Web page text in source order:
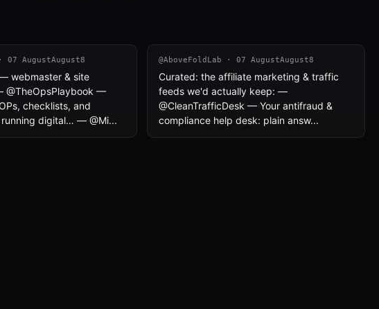
07 AugustAugust8
webmaster & site
@TheOpsPlaybook —
checklists, and
digital… — @Mi...
@AboveFoldLab · 07 AugustAugust8
Curated: the affiliate marketing & traffic
feeds we'd actually keep: —
@CleanTrafficDesk — Your antifraud &
compliance help desk: plain answ...